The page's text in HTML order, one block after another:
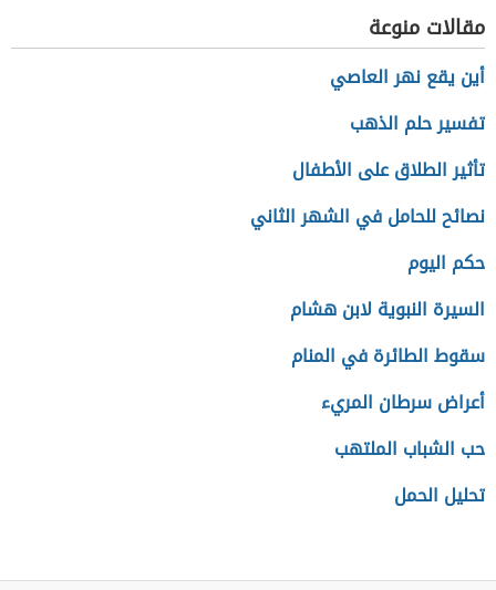
مقالات منوعة
أين يقع نهر العاصي
تفسير حلم الذهب
تأثير الطلاق على الأطفال
نصائح للحامل في الشهر الثاني
حكم اليوم
السيرة النبوية لابن هشام
سقوط الطائرة في المنام
أعراض سرطان المريء
حب الشباب الملتهب
تحليل الحمل